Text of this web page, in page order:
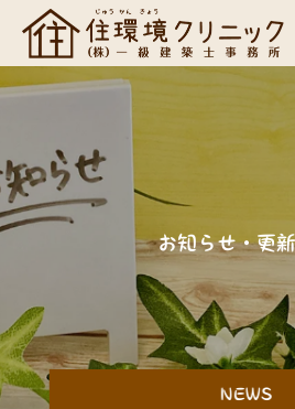
NEWS
お知らせ・更新